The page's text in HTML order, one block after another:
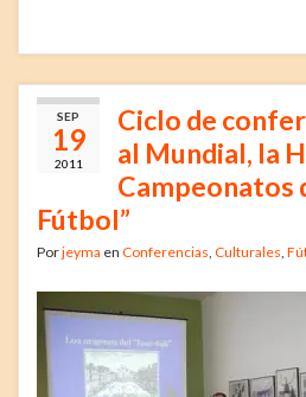
SEP
19
2011
Ciclo de
al Mundial, la
Campeonatos
Fútbol”
Porjeyma en Conferencias Culturales